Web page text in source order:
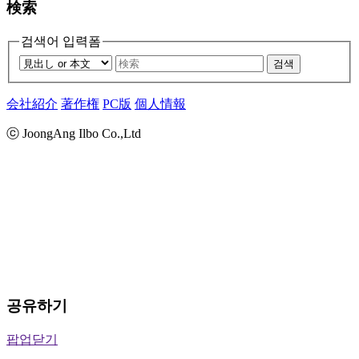
検索
검색어 입력폼
검색
会社紹介 著作権 PC版 個人情報
ⓒ JoongAng Ilbo Co.,Ltd
공유하기
팝업닫기